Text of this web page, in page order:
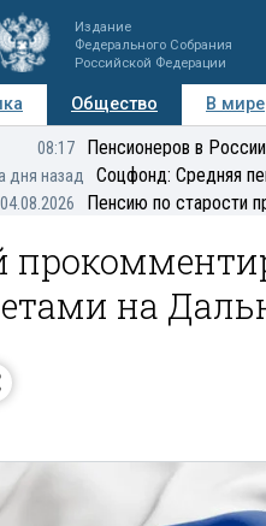
Издание
Федерального Собрания
Российской Федерации
Общество В мире
Мнения Регионы
08:17 Пенсионеров в
дня назад Соцфонд: Средняя
04.08.2026 Пенсию по старости
на